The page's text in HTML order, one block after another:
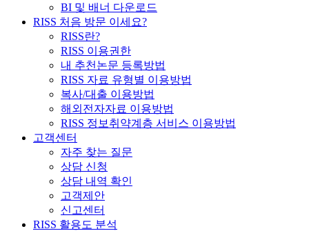
BI 및 배너 다운로드
RISS 처음 방문 이세요?
RISS란?
RISS 이용권한
내 추천논문 등록방법
RISS 자료 유형별 이용방법
복사/대출 이용방법
해외전자자료 이용방법
RISS 정보취약계층 서비스 이용방법
고객센터
자주 찾는 질문
상담 신청
상담 내역 확인
고객제안
신고센터
RISS 활용도 분석